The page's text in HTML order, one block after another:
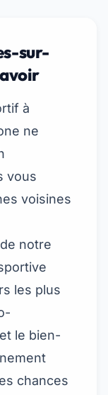
sur-
à
ne
vous
voisines
notre
les plus
le bien-
chances